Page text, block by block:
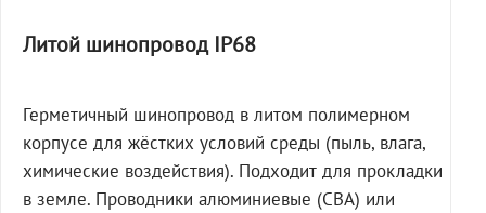
Литой шинопровод IP68
Герметичный шинопровод в литом полимерном
корпусе для жёстких условий среды (пыль, влага,
химические воздействия). Подходит для прокладки
в земле. Проводники алюминиевые (СВА) или